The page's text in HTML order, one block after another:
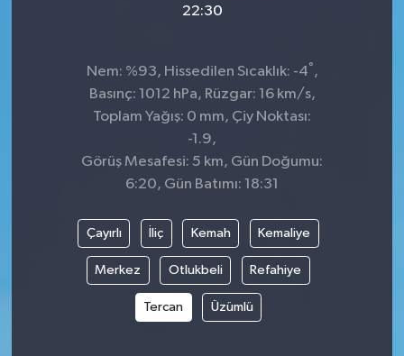
22:30
Nem: %93, Hissedilen Sıcaklık: -4° ,
Basınç: 1012 hPa, Rüzgar: 16 km/s,
Toplam Yağış: 0 mm, Çiy Noktası:
-1.9,
Görüş Mesafesi: 5 km, Gün Doğumu:
6:20, Gün Batımı: 18:31
Çayırlı İliç Kemah Kemaliye
Merkez Otlukbeli Refahiye
Tercan Üzümlü